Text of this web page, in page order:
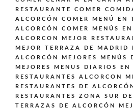
RESTAURANTE
COMER
ALCORCÓN
COMER MENÚ EN
ALCORCÓN
COMER MENÚS
ALCORCON
MEJOR
MEJOR TERRAZA DE MADRID
ALCORCÓN
MEJORES MENÚS
MEJORES MENUS DIARIOS EN
RESTAURANTES ALCORCON
RESTAURANTES DE ALCORCÓN
RESTAURANTES ZONA SUR
TERRAZAS DE ALCORCÓN